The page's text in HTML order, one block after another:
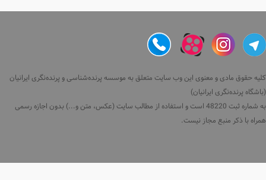
کلیه حقوق مادی و معنوی این وب سایت متعلق به موسسه پرنده‌شناسی و پرنده‌نگری ایرانیان
(باشگاه پرنده‌نگری ایرانیان)
به شماره ثبت 48220 است و استفاده از مطالب سایت (عکس، متن و...) بدون اجازه رسمی
همراه با ذکر منبع مجاز نیست.